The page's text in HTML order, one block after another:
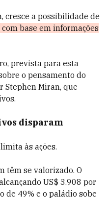
cresce a possibilidade de
base em informações
prevista para esta
o pensamento do
Stephen Miran, que
disparam
às ações.
têm se valorizado. O
US$ 3.908 por
de 49% e o paládio sobe